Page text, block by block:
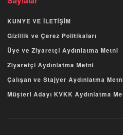
KUNYE VE İLETİŞİM
Gizlilik ve Çerez Politikaları
Üye ve Ziyaretçi Aydınlatma Metni
Ziyaretçi Aydınlatma Metni
Çalışan ve Stajyer Aydınlatma
Müşteri Adayı KVKK Aydınlatma